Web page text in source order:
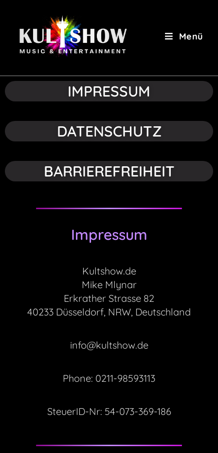
Menü
IMPRESSUM
DATENSCHUTZ
BARRIEREFREIHEIT
Impressum
Kultshow.de
Mike Mlynar
Erkrather Strasse 82
40233 Düsseldorf, NRW, Deutschland
info@kultshow.de
Phone: 0211-98593113
SteuerID-Nr: 54-073-369-186